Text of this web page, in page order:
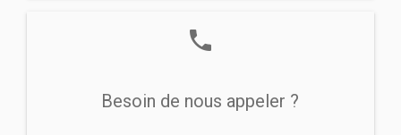
phone
Besoin de nous appeler ?